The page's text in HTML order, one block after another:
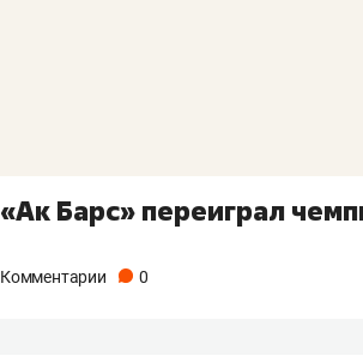
«Ак Барс» переиграл
Комментарии 0